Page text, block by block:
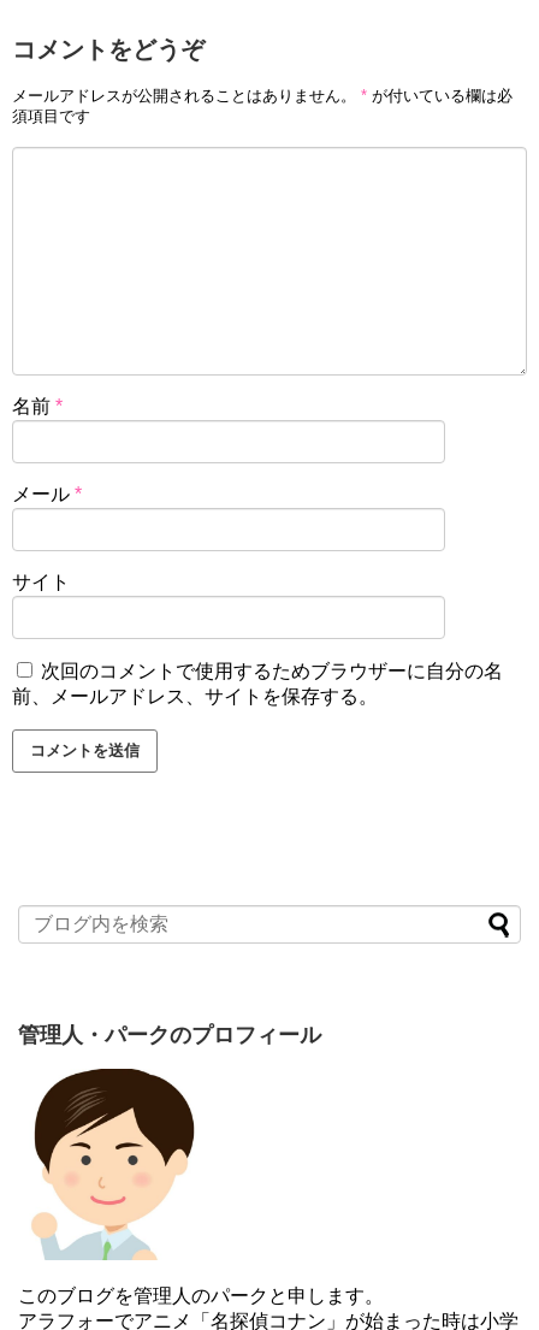
コメントをどうぞ
メールアドレスが公開されることはありません。 * が付いている欄は必
須項目です
名前 *
メール *
サイト
次回のコメントで使用するためブラウザーに自分の名
前、メールアドレス、サイトを保存する。
管理人・パークのプロフィール
このブログを管理人のパークと申します。
アラフォーでアニメ「名探偵コナン」が始まった時は小学